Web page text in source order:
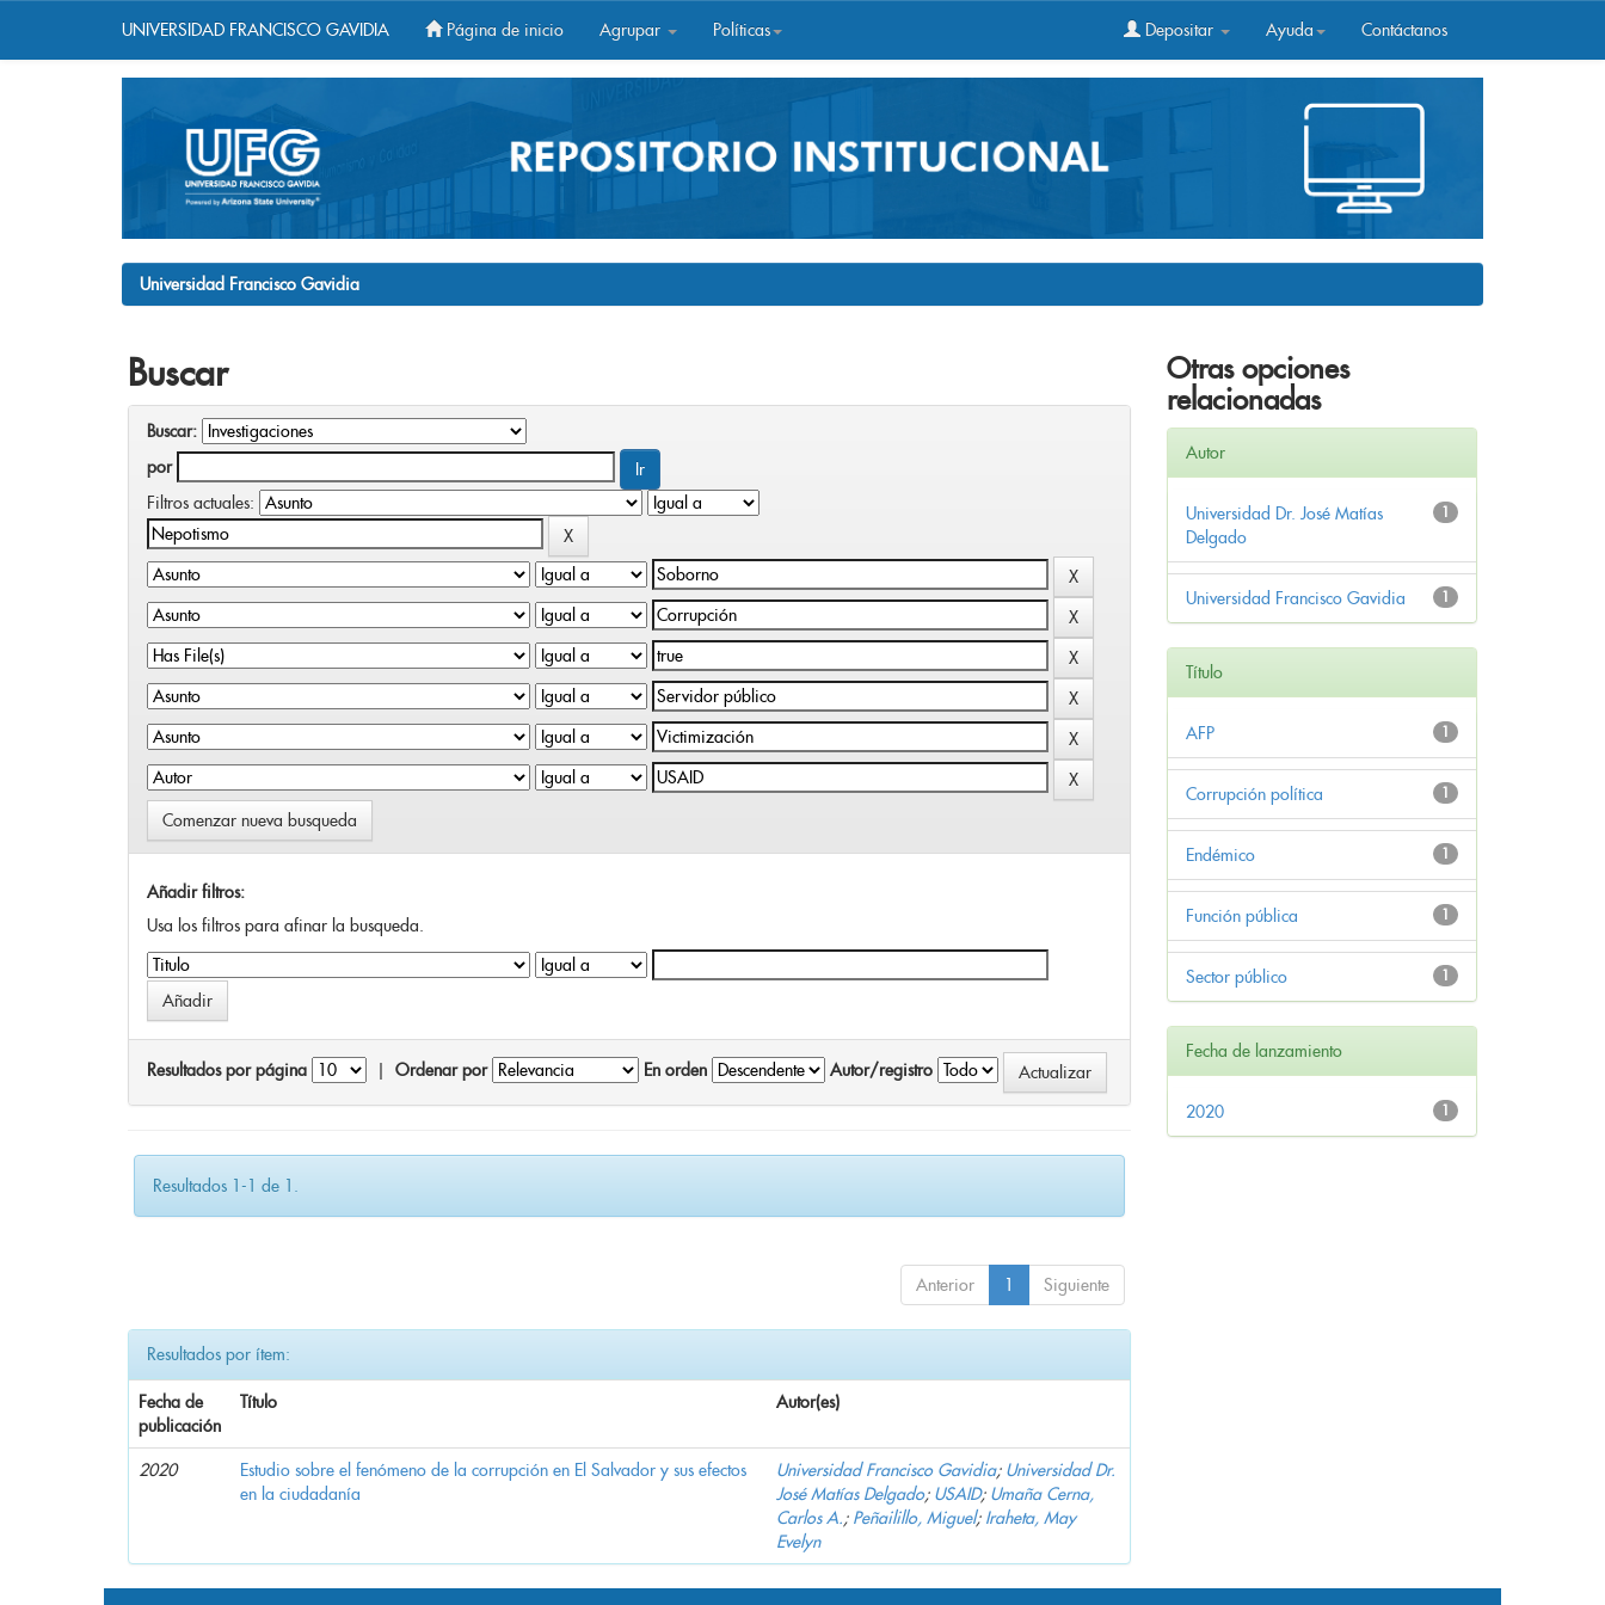
UNIVERSIDAD FRANCISCO GAVIDIA Página de inicio Agrupar Políticas Depositar Ayuda Contáctanos
Universidad Francisco Gavidia
Buscar
Buscar:
por
Filtros actuales:
Comenzar nueva busqueda
Añadir filtros:
Usa los filtros para afinar la busqueda.
Resultados por página Ordenar por En orden Autor/registro
Resultados 1-1 de 1.
Anterior 1 Siguiente
Resultados por ítem:
Fecha de
publicación
Título Autor(es)
2020
Estudio sobre el fenómeno de la corrupción en El Salvador y sus efectos
en la ciudadanía
Universidad Francisco Gavidia; Universidad Dr.
José Matías Delgado; USAID; Umaña Cerna,
Carlos A.; Peñailillo, Miguel; Iraheta, May
Evelyn
Otras opciones
relacionadas
Autor
1
Universidad Dr. José Matías
Delgado
1
Universidad Francisco Gavidia
Título
1
AFP
1
Corrupción política
1
Endémico
1
Función pública
1
Sector público
Fecha de lanzamiento
1
2020